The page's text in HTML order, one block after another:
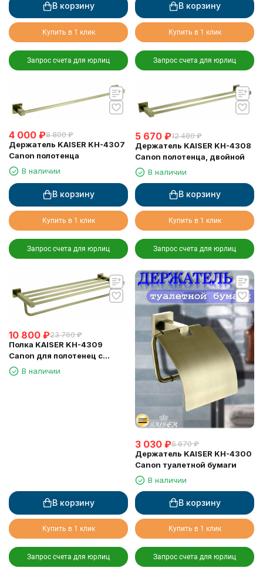
В корзину
Купить в 1 клик
Запрос счета для юрлиц
В корзину
Купить в 1 клик
Запрос счета для юрлиц
4 000 ₽8 800 ₽
Держатель KAISER KH-4307
Canon полотенца
В наличии
В корзину
Купить в 1 клик
Запрос счета для юрлиц
5 670 ₽12 480 ₽
Держатель KAISER KH-4308
Canon полотенца, двойной
В наличии
В корзину
Купить в 1 клик
Запрос счета для юрлиц
10 800 ₽23 760 ₽
Полка KAISER KH-4309
Canon для полотенец с
держателем
В наличии
В корзину
Купить в 1 клик
Запрос счета для юрлиц
3 030 ₽6 670 ₽
Держатель KAISER KH-4300
Canon туалетной бумаги
В наличии
В корзину
Купить в 1 клик
Запрос счета для юрлиц